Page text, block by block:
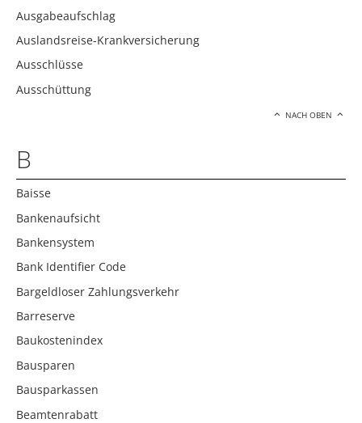
Ausgabeaufschlag
Auslandsreise-Krankversicherung
Ausschlüsse
Ausschüttung
NACH OBEN
B
Baisse
Bankenaufsicht
Bankensystem
Bank Identifier Code
Bargeldloser Zahlungsverkehr
Barreserve
Baukostenindex
Bausparen
Bausparkassen
Beamtenrabatt